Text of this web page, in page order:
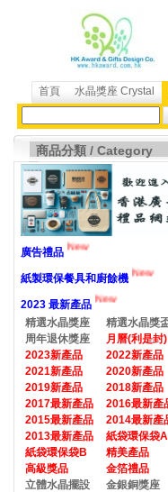
首頁 水晶獎座 Crystal
商品分類 / Category
廣告禮品 New
紙製環保餐具和廚餘機 New
2023 最新產品
New
精選水晶獎座
精選水晶獎
周年退休獎座
月曆(利是封)
2023新產品
2022新產品
2021新產品
2020新產品
2019新產品
2018新產品
2017最新產品
2016最新產
2015最新產品
2014最新產
2013最新產品
紙袋環保袋A
紙袋環保袋B
精美產品
高級獎品
金箔禮品
立體水晶擺設
金銀銅獎座